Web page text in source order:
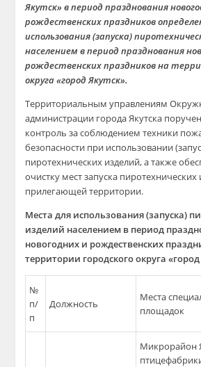
Якутск» в период празднования
рождественских праздников
использования (запуска)
населением в период празднования
рождественских праздников на
округа «город Якутск».
Территориальным управлениям
администрации города Якутска
контроль за соблюдением техники
безопасности при использовании
пиротехнических изделий, а также
очистку мест запуска пиротехнических
прилегающей территории.
Места для использования (запуска)
изделий населением в период
новогодних и рождественских
территории городского округа «город
№
п/
п
Должность
Места
площадок
Микрорайон